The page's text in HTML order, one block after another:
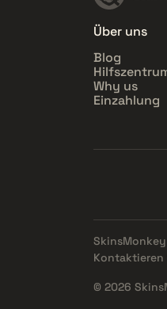
Über uns
Blog
Why us
Einzahlung
Kontaktieren
© 2026